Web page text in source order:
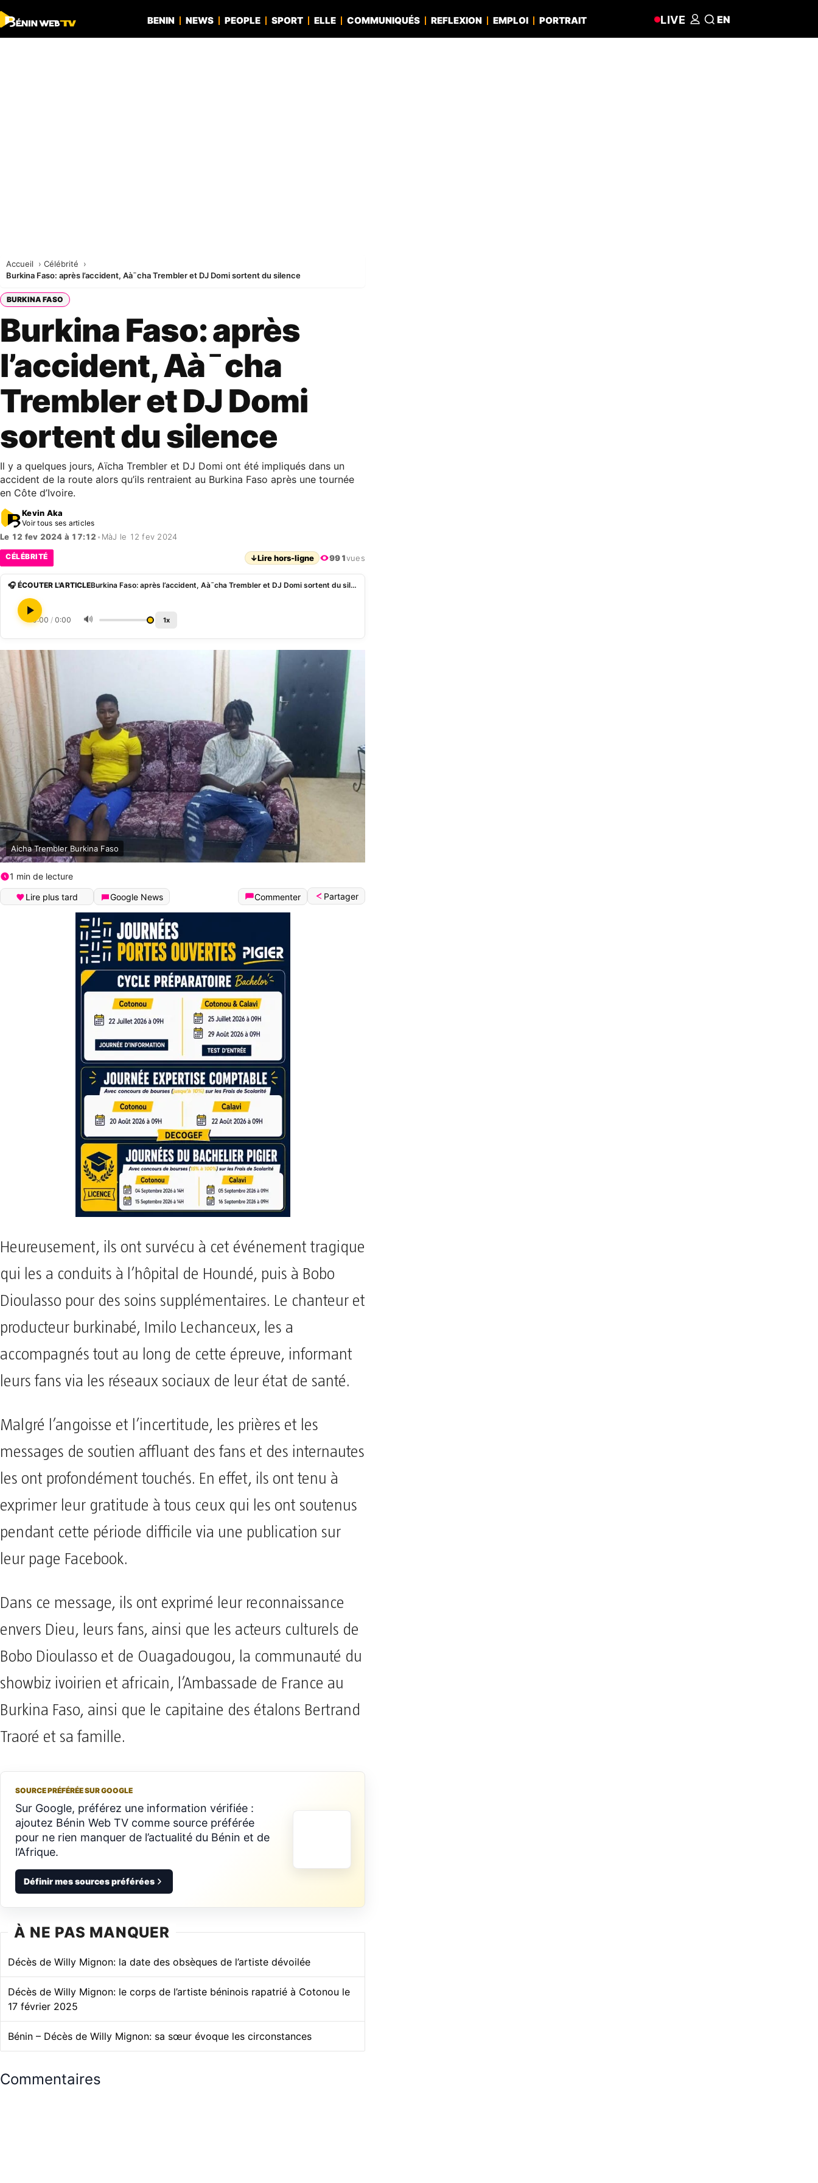
BENIN NEWS PEOPLE SPORT ELLE COMMUNIQUÉS REFLEXION EMPLOI PORTRAIT LIVE EN
Accueil
Célébrité
Burkina Faso: après l’accident, Aà¯cha Trembler et DJ Domi sortent du silence
BURKINA FASO
Burkina Faso: après
l’accident, Aà¯cha
Trembler et DJ Domi
sortent du silence
Il y a quelques jours, Aïcha Trembler et DJ Domi ont été impliqués dans un
accident de la route alors qu’ils rentraient au Burkina Faso après une tournée
en Côte d’Ivoire.
Kevin Aka
Voir tous ses articles
Le 12 fev 2024 à 17:12 • MàJ le 12 fev 2024
CÉLÉBRITÉ ↓Lire hors-ligne 991vues
🎧 ÉCOUTER L'ARTICLE Burkina Faso: après l’accident, Aà¯cha Trembler et DJ Domi sortent du silence
0:00 / 0:00 🔊 1x
Aicha Trembler Burkina Faso
1 min de lecture
Lire plus tard
Google News Commenter Partager
Heureusement, ils ont survécu à cet événement tragique
qui les a conduits à l’hôpital de Houndé, puis à Bobo
Dioulasso pour des soins supplémentaires. Le chanteur et
producteur burkinabé, Imilo Lechanceux, les a
accompagnés tout au long de cette épreuve, informant
leurs fans via les réseaux sociaux de leur état de santé.
Malgré l’angoisse et l’incertitude, les prières et les
messages de soutien affluant des fans et des internautes
les ont profondément touchés. En effet, ils ont tenu à
exprimer leur gratitude à tous ceux qui les ont soutenus
pendant cette période difficile via une publication sur
leur page Facebook.
Dans ce message, ils ont exprimé leur reconnaissance
envers Dieu, leurs fans, ainsi que les acteurs culturels de
Bobo Dioulasso et de Ouagadougou, la communauté du
showbiz ivoirien et africain, l’Ambassade de France au
Burkina Faso, ainsi que le capitaine des étalons Bertrand
Traoré et sa famille.
SOURCE PRÉFÉRÉE SUR GOOGLE
Sur Google, préférez une information vérifiée :
ajoutez Bénin Web TV comme source préférée
pour ne rien manquer de l’actualité du Bénin et de
l’Afrique.
Définir mes sources préférées
À NE PAS MANQUER
Décès de Willy Mignon: la date des obsèques de l’artiste dévoilée
Décès de Willy Mignon: le corps de l’artiste béninois rapatrié à Cotonou le
17 février 2025
Bénin – Décès de Willy Mignon: sa sœur évoque les circonstances
Commentaires